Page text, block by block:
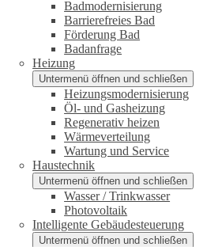
Badmodernisierung
Barrierefreies Bad
Förderung Bad
Badanfrage
Heizung
Untermenü öffnen und schließen
Heizungsmodernisierung
Öl- und Gasheizung
Regenerativ heizen
Wärmeverteilung
Wartung und Service
Haustechnik
Untermenü öffnen und schließen
Wasser / Trinkwasser
Photovoltaik
Intelligente Gebäudesteuerung
Untermenü öffnen und schließen